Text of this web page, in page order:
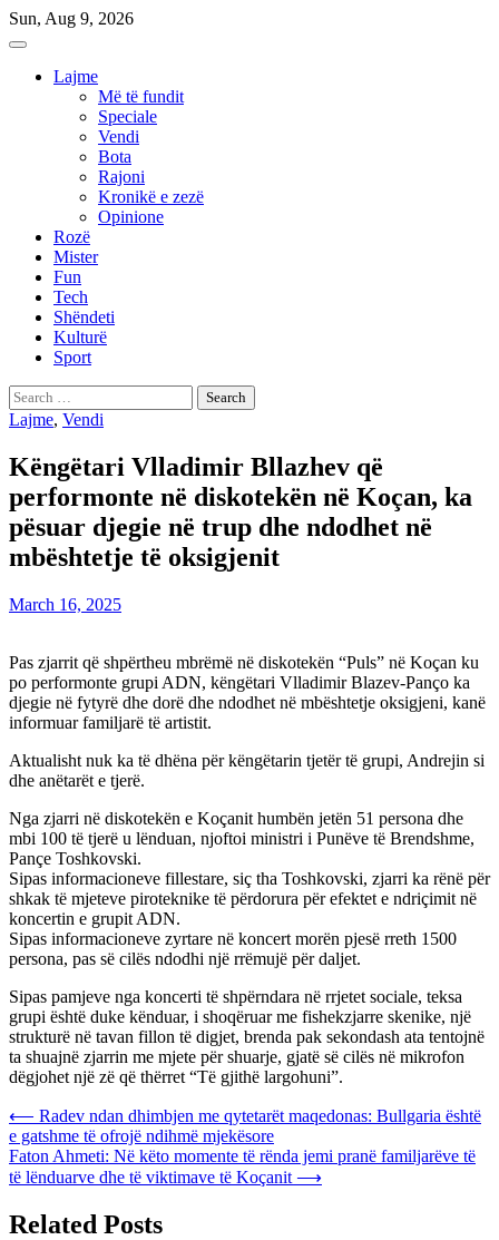
Skip
to
Sun, Aug 9, 2026
Lajme
Më të fundit
Speciale
Vendi
Bota
Rajoni
Kronikë e zezë
Opinione
Rozë
Mister
Fun
Tech
Shëndeti
Kulturë
Sport
Search
for:
Lajme, Vendi
Këngëtari Vlladimir Bllazhev që
performonte në diskotekën në Koçan, ka
pësuar djegie në trup dhe ndodhet në
mbështetje të oksigjenit
March 16, 2025
Pas zjarrit që shpërtheu mbrëmë në diskotekën “Puls” në Koçan ku
po performonte grupi ADN, këngëtari Vlladimir Blazev-Panço ka
djegie në fytyrë dhe dorë dhe ndodhet në mbështetje oksigjeni, kanë
informuar familjarë të artistit.
Aktualisht nuk ka të dhëna për këngëtarin tjetër të grupi, Andrejin si
dhe anëtarët e tjerë.
Nga zjarri në diskotekën e Koçanit humbën jetën 51 persona dhe
mbi 100 të tjerë u lënduan, njoftoi ministri i Punëve të Brendshme,
Pançe Toshkovski.
Sipas informacioneve fillestare, siç tha Toshkovski, zjarri ka rënë për
shkak të mjeteve piroteknike të përdorura për efektet e ndriçimit në
koncertin e grupit ADN.
Sipas informacioneve zyrtare në koncert morën pjesë rreth 1500
persona, pas së cilës ndodhi një rrëmujë për daljet.
Sipas pamjeve nga koncerti të shpërndara në rrjetet sociale, teksa
grupi është duke kënduar, i shoqëruar me fishekzjarre skenike, një
strukturë në tavan fillon të digjet, brenda pak sekondash ata tentojnë
ta shuajnë zjarrin me mjete për shuarje, gjatë së cilës në mikrofon
dëgjohet një zë që thërret “Të gjithë largohuni”.
Post
navigation
⟵ Radev ndan dhimbjen me qytetarët maqedonas: Bullgaria është
e gatshme të ofrojë ndihmë mjekësore
Faton Ahmeti: Në këto momente të rënda jemi pranë familjarëve të
të lënduarve dhe të viktimave të Koçanit ⟶
Related Posts